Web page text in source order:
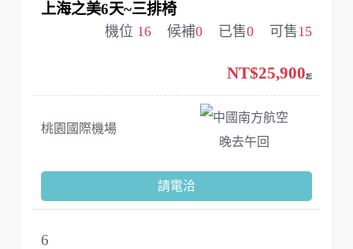
上海之美6天~三排椅
機位 16 候補0 已售0 可售15
桃園國際機場
中國南方航空
晚去午回
NT$25,900起
請電洽
6